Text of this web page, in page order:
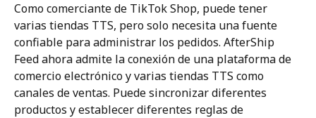
Como comerciante de TikTok Shop, puede tener
varias tiendas TTS, pero solo necesita una fuente
confiable para administrar los pedidos. AfterShip
Feed ahora admite la conexión de una plataforma de
comercio electrónico y varias tiendas TTS como
canales de ventas. Puede sincronizar diferentes
productos y establecer diferentes reglas de